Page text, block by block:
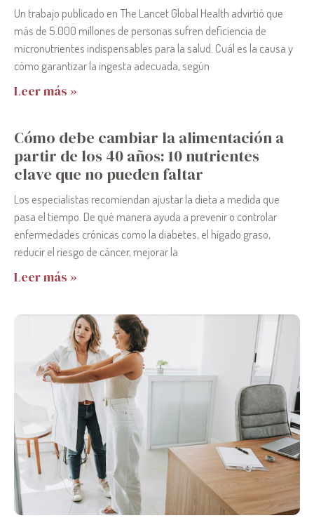
Un trabajo publicado en The Lancet Global Health advirtió que
más de 5.000 millones de personas sufren deficiencia de
micronutrientes indispensables para la salud. Cuál es la causa y
cómo garantizar la ingesta adecuada, según
Leer más »
Cómo debe cambiar la alimentación a
partir de los 40 años: 10 nutrientes
clave que no pueden faltar
Los especialistas recomiendan ajustar la dieta a medida que
pasa el tiempo. De qué manera ayuda a prevenir o controlar
enfermedades crónicas como la diabetes, el hígado graso,
reducir el riesgo de cáncer, mejorar la
Leer más »